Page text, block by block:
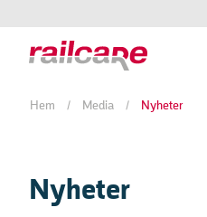
Hem / Media / Nyheter
Nyheter